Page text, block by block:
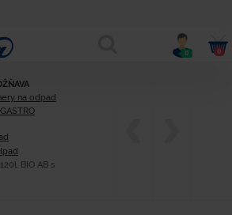
0 0
na odpad
BIO AB s